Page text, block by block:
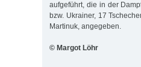
aufgeführt, die in der
bzw. Ukrainer, 17
Martinuk, angegeben.
© Margot Löhr